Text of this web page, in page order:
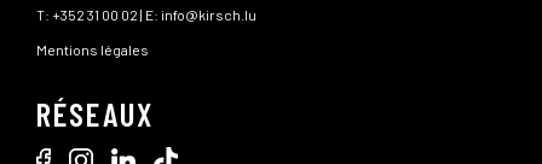
T: +352 31 00 02 | E: info@kirsch.lu
Mentions légales
RÉSEAUX